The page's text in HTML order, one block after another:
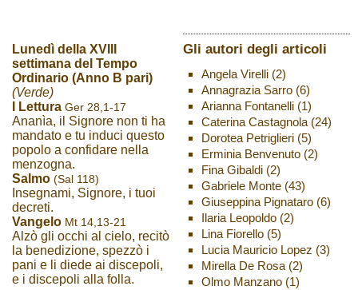
Lunedì della XVIII
settimana del Tempo
Ordinario (Anno B pari)
(Verde)
I Lettura Ger 28,1-17
Ananìa, il Signore non ti ha
mandato e tu induci questo
popolo a confidare nella
menzogna.
Salmo (Sal 118)
Insegnami, Signore, i tuoi
decreti.
Vangelo Mt 14,13-21
Alzò gli occhi al cielo, recitò
la benedizione, spezzò i
pani e li diede ai discepoli,
e i discepoli alla folla.
Gli autori degli articoli
Angela Virelli(2)
Annagrazia Sarro(6)
Arianna Fontanelli(1)
Caterina Castagnola(24)
Dorotea Petriglieri(5)
Erminia Benvenuto(2)
Fina Gibaldi(2)
Gabriele Monte(43)
Giuseppina Pignataro(6)
Ilaria Leopoldo(2)
Lina Fiorello(5)
Lucia Mauricio Lopez (3)
Mirella De Rosa(2)
Olmo Manzano(1)